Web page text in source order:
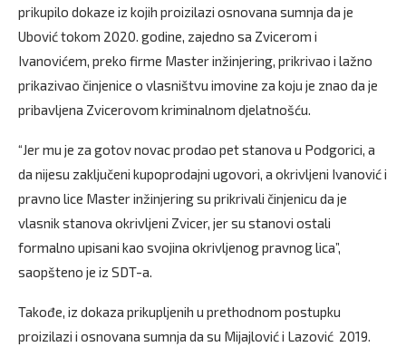
prikupilo dokaze iz kojih proizilazi osnovana sumnja da je
Ubović tokom 2020. godine, zajedno sa Zvicerom i
Ivanovićem, preko firme Master inžinjering, prikrivao i lažno
prikazivao činjenice o vlasništvu imovine za koju je znao da je
pribavljena Zvicerovom kriminalnom djelatnošću.
“Jer mu je za gotov novac prodao pet stanova u Podgorici, a
da nijesu zaključeni kupoprodajni ugovori, a okrivljeni Ivanović i
pravno lice Master inžinjering su prikrivali činjenicu da je
vlasnik stanova okrivljeni Zvicer, jer su stanovi ostali
formalno upisani kao svojina okrivljenog pravnog lica”,
saopšteno je iz SDT-a.
Takođe, iz dokaza prikupljenih u prethodnom postupku
proizilazi i osnovana sumnja da su Mijajlović i Lazović 2019.